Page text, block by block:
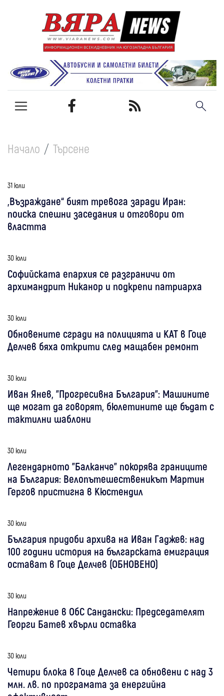
Начало Търсене
31 юли
„Възраждане“ бият тревога заради Иран:
поиска спешни заседания и отговори от
властта
30 юли
Софийската епархия се разграничи от
архимандрит Никанор и подкрепи патриарха
30 юли
Обновените сгради на полицията и КАТ в Гоце
Делчев бяха открити след мащабен ремонт
30 юли
Иван Янев, "Прогресивна България": Машините
ще могат да говорят, бюлетините ще бъдат с
тактилни шаблони
30 юли
Легендарното "Балканче" покорява границите
на България: Велопътешественикът Мартин
Гергов пристигна в Кюстендил
30 юли
България придоби архива на Иван Гаджев: над
100 години история на българската емиграция
остават в Гоце Делчев (ОБНОВЕНО)
30 юли
Напрежение в ОбС Сандански: Председателят
Георги Батев хвърли оставка
30 юли
Четири блока в Гоце Делчев са обновени с над 3
млн. лв. по програмата за енергийна